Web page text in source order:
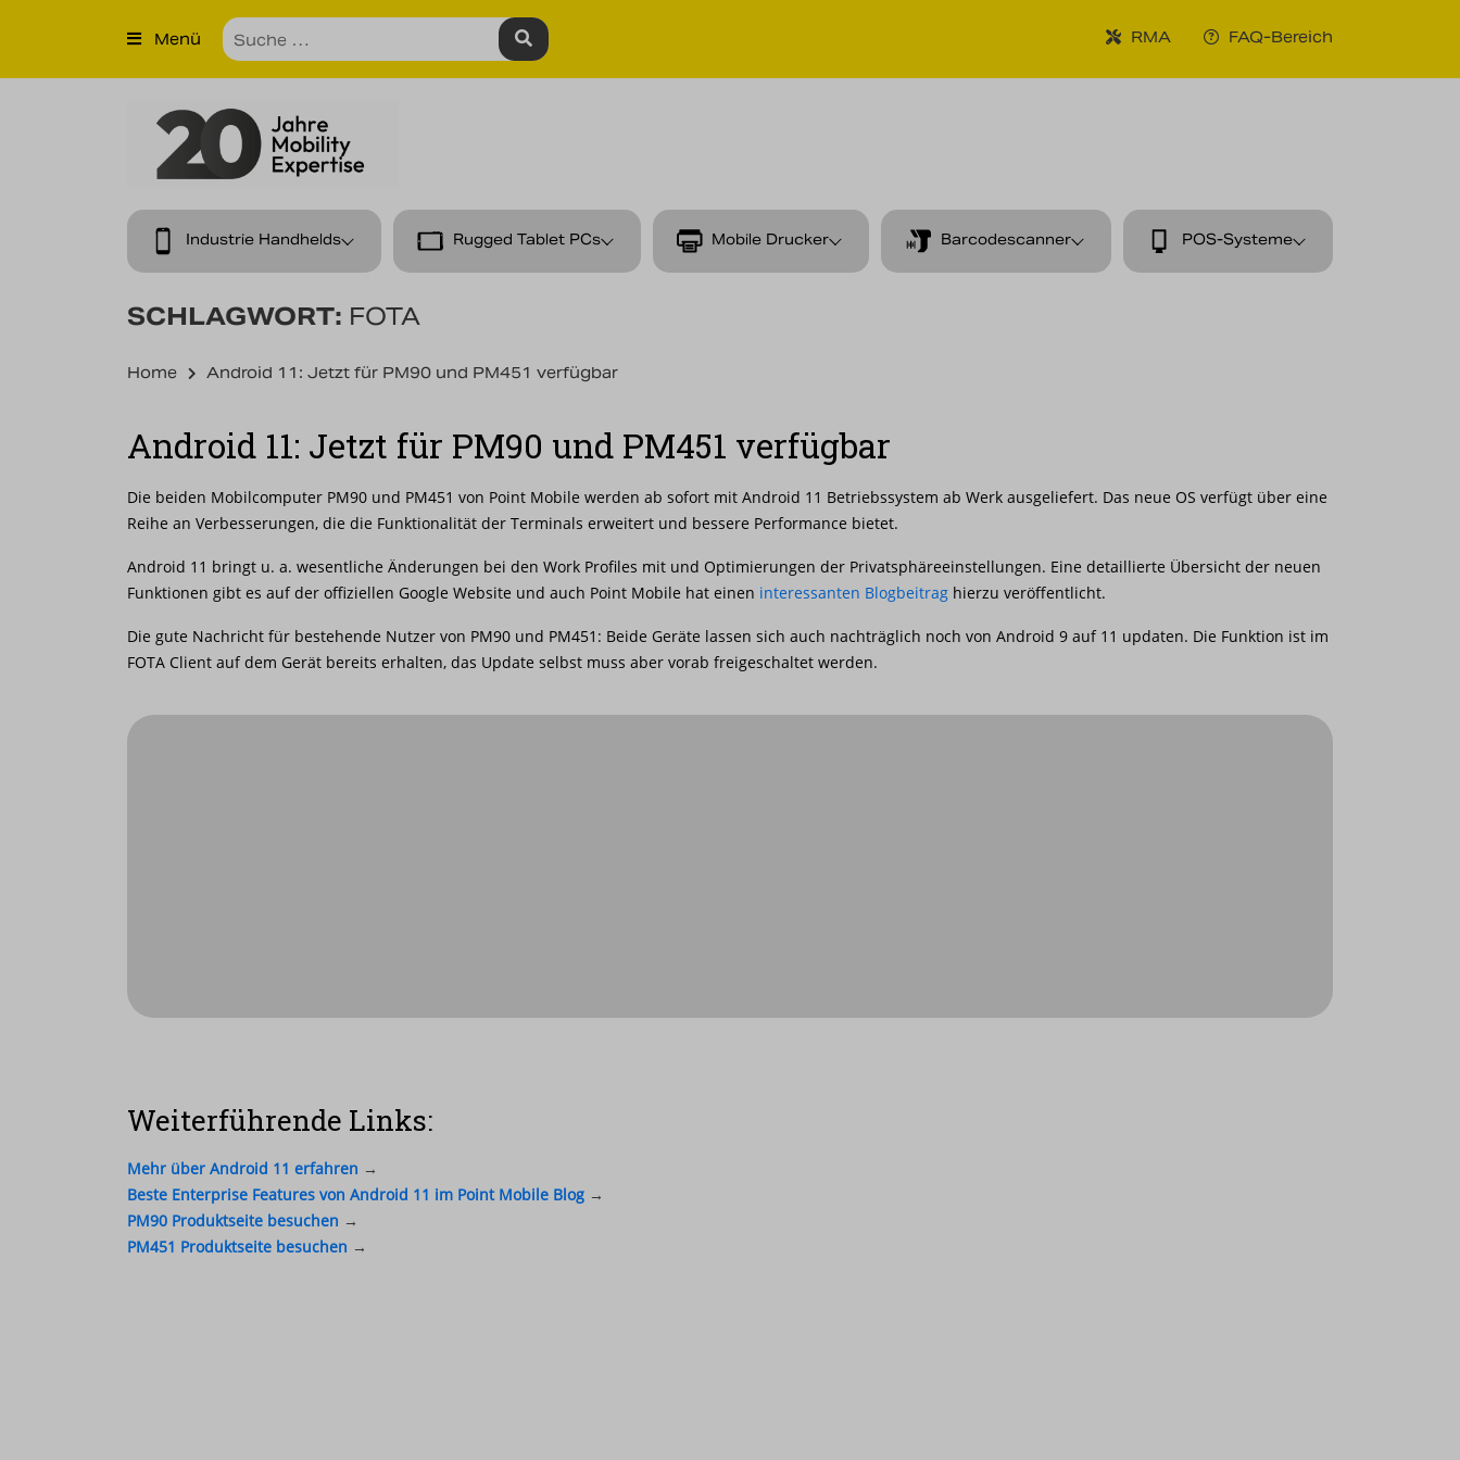
×
Unsere Leistungen
Menü RMA FAQ-Bereich
Industrie Handhelds Rugged Tablet PCs Mobile Drucker Barcodescanner POS-Systeme
SCHLAGWORT: FOTA
Home Android 11: Jetzt für PM90 und PM451 verfügbar
Android 11: Jetzt für PM90 und PM451 verfügbar
Die beiden Mobilcomputer PM90 und PM451 von Point Mobile werden ab sofort mit Android 11 Betriebssystem ab Werk ausgeliefert. Das neue OS verfügt über eine
Reihe an Verbesserungen, die die Funktionalität der Terminals erweitert und bessere Performance bietet.
Android 11 bringt u. a. wesentliche Änderungen bei den Work Profiles mit und Optimierungen der Privatsphäreeinstellungen. Eine detaillierte Übersicht der neuen
Funktionen gibt es auf der offiziellen Google Website und auch Point Mobile hat einen interessanten Blogbeitrag hierzu veröffentlicht.
Die gute Nachricht für bestehende Nutzer von PM90 und PM451: Beide Geräte lassen sich auch nachträglich noch von Android 9 auf 11 updaten. Die Funktion ist im
FOTA Client auf dem Gerät bereits erhalten, das Update selbst muss aber vorab freigeschaltet werden.
PM90/PM451?
Für weitere Details zum Update auf Android 11 setzen Sie sich gerne mit uns in
Verbindung.
Weiterführende Links:
Mehr über Android 11 erfahren →
Beste Enterprise Features von Android 11 im Point Mobile Blog →
PM90 Produktseite besuchen →
PM451 Produktseite besuchen →